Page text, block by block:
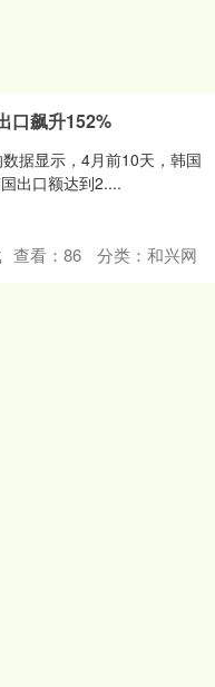
口飙升152%
据显示，4月前10天，韩国
出口额达到2....
查看： 86 分类： 和兴网